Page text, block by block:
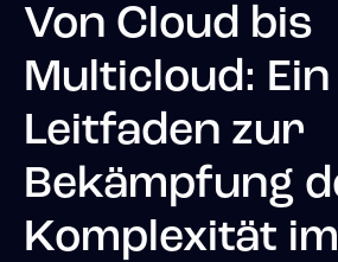
Von Cloud bis
Multicloud: Ein
Leitfaden zur
Bekämpfung
Komplexität